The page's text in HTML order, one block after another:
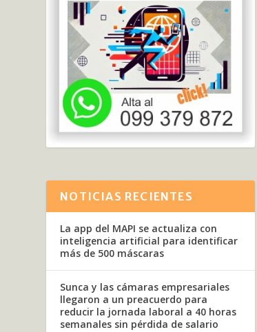
NOTICIAS RECIENTES
La app del MAPI se actualiza con
inteligencia artificial para identificar
más de 500 máscaras
Sunca y las cámaras empresariales
llegaron a un preacuerdo para
reducir la jornada laboral a 40 horas
semanales sin pérdida de salario